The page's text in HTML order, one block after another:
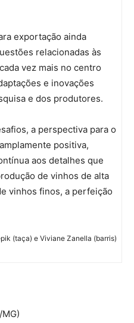
exportação ainda
relacionadas às
vez mais no centro
e inovações
e dos produtores.
a perspectiva para o
positiva,
aos detalhes que
de vinhos de alta
vinhos finos, a perfeição
(taça) e Viviane Zanella (barris)